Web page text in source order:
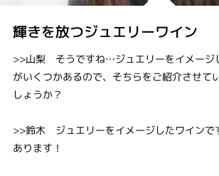
輝きを放つジュエリーワイン
>>山梨 そうですね…ジュエリーをイメージ
がいくつかあるので、そちらをご紹介させて
しょうか？
>>鈴木 ジュエリーをイメージしたワインで
あります！